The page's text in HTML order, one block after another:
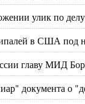
улик по
в США под
главу МИД
документа о